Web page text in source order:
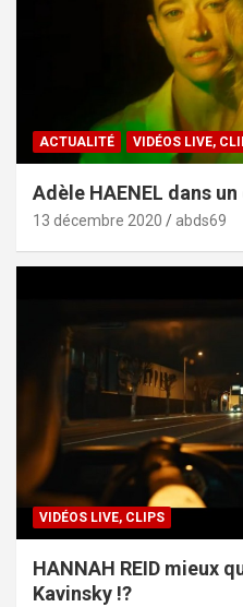
ACTUALITÉ VIDÉOS LIVE,
Adèle HAENEL dans
13 décembre 2020 abds69
VIDÉOS LIVE, CLIPS
HANNAH REID mieux
Kavinsky !?